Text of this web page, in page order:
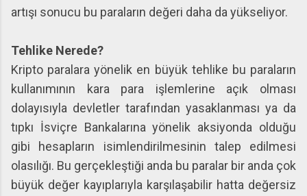
artışı sonucu bu paraların değeri daha da yükseliyor.
Tehlike Nerede?
Kripto paralara yönelik en büyük tehlike bu paraların
kullanımının kara para işlemlerine açık olması
dolayısıyla devletler tarafından yasaklanması ya da
tıpkı İsviçre Bankalarına yönelik aksiyonda olduğu
gibi hesapların isimlendirilmesinin talep edilmesi
olasılığı. Bu gerçekleştiği anda bu paralar bir anda çok
büyük değer kayıplarıyla karşılaşabilir hatta değersiz